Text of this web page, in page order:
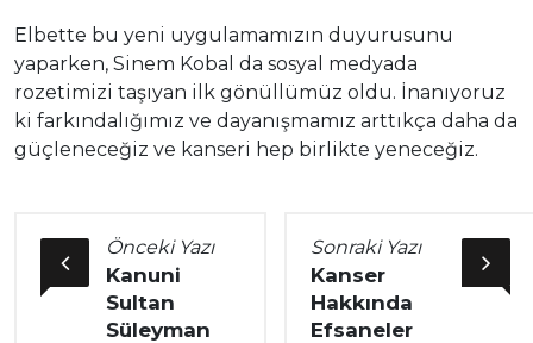
Elbette bu yeni uygulamamızın duyurusunu
yaparken, Sinem Kobal da sosyal medyada
rozetimizi taşıyan ilk gönüllümüz oldu. İnanıyoruz
ki farkındalığımız ve dayanışmamız arttıkça daha da
güçleneceğiz ve kanseri hep birlikte yeneceğiz.
Önceki Yazı
Kanuni
Sultan
Süleyman
Sonraki Yazı
Kanser
Hakkında
Efsaneler